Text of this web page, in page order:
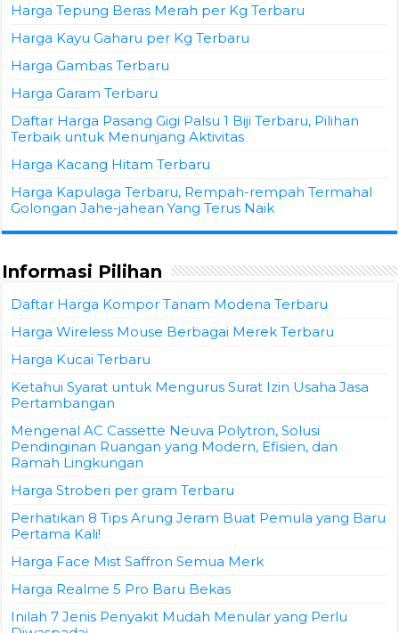
Harga Tepung Beras Merah per Kg Terbaru
Harga Kayu Gaharu per Kg Terbaru
Harga Gambas Terbaru
Harga Garam Terbaru
Daftar Harga Pasang Gigi Palsu 1 Biji Terbaru, Pilihan
Terbaik untuk Menunjang Aktivitas
Harga Kacang Hitam Terbaru
Harga Kapulaga Terbaru, Rempah-rempah Termahal
Golongan Jahe-jahean Yang Terus Naik
Informasi Pilihan
Daftar Harga Kompor Tanam Modena Terbaru
Harga Wireless Mouse Berbagai Merek Terbaru
Harga Kucai Terbaru
Ketahui Syarat untuk Mengurus Surat Izin Usaha Jasa
Pertambangan
Mengenal AC Cassette Neuva Polytron, Solusi
Pendinginan Ruangan yang Modern, Efisien, dan
Ramah Lingkungan
Harga Stroberi per gram Terbaru
Perhatikan 8 Tips Arung Jeram Buat Pemula yang Baru
Pertama Kali!
Harga Face Mist Saffron Semua Merk
Harga Realme 5 Pro Baru Bekas
Inilah 7 Jenis Penyakit Mudah Menular yang Perlu